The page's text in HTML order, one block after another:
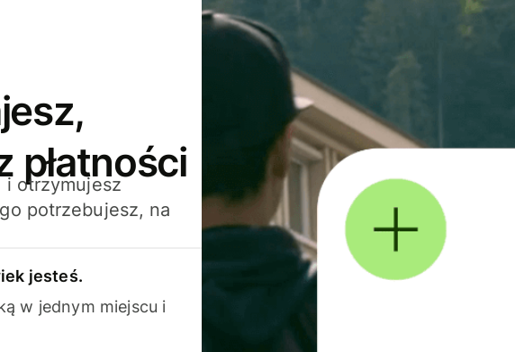
płatności
i otrzymujesz
potrzebujesz, na
jesteś.
w jednym miejscu i